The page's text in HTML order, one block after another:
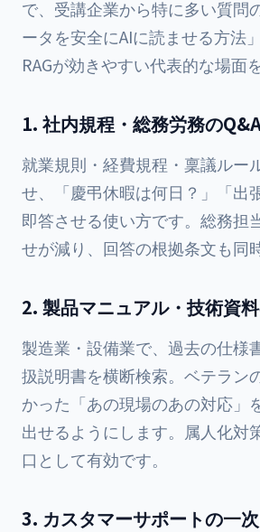
で、受講企業から特に多い質問
ータを安全にAIに読ませる方法
RAGが効きやすい代表的な場面
1. 社内規程・総務労務の
就業規則・経費規程・稟議ルー
せ、「慶弔休暇は何日？」「出
即答させる使い方です。総務担
せが減り、回答の根拠条文も同
2. 製品マニュアル・技術資
製造業・設備業で、過去の仕様
扱説明書を横断検索。ベテラン
かった「あの現場のあの対応」
出せるようにします。属人化対
口として有効です。
3. カスタマーサポートの一